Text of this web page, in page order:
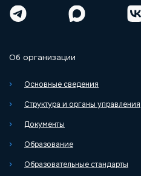
Об организации
Основные сведения
Структура и органы управления
Документы
Образование
Образовательные стандарты